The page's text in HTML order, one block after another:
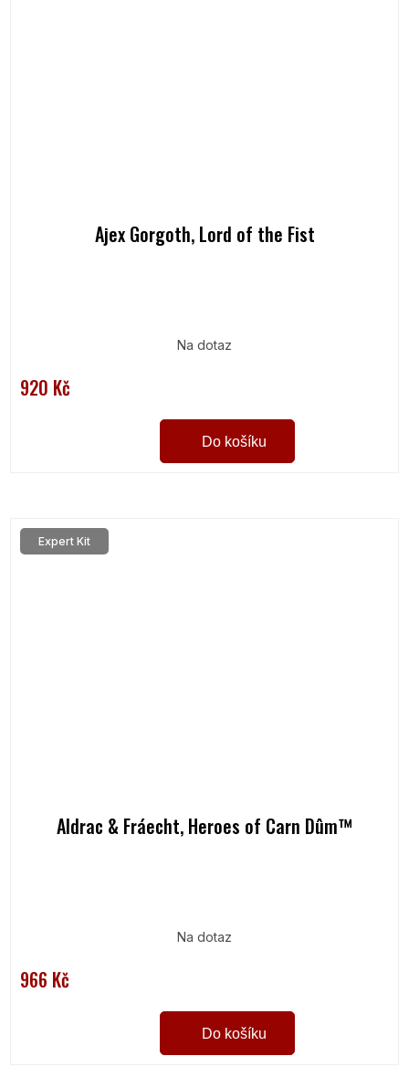
Ajex Gorgoth, Lord of the Fist
Na dotaz
920 Kč
Do košíku
Expert Kit
Aldrac & Fráecht, Heroes of Carn Dûm™
Na dotaz
966 Kč
Do košíku